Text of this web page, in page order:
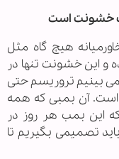
خشونت است
هیچ گاه مثل
و این خشونت تنها در
می بینیم تروریسم حتی
است. آن بمبی که همه
این بمب هر روز در
تصمیمی بگیریم تا